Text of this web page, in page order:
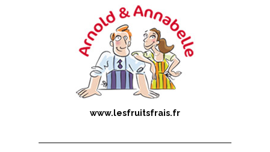
www.lesfruitsfrais.fr